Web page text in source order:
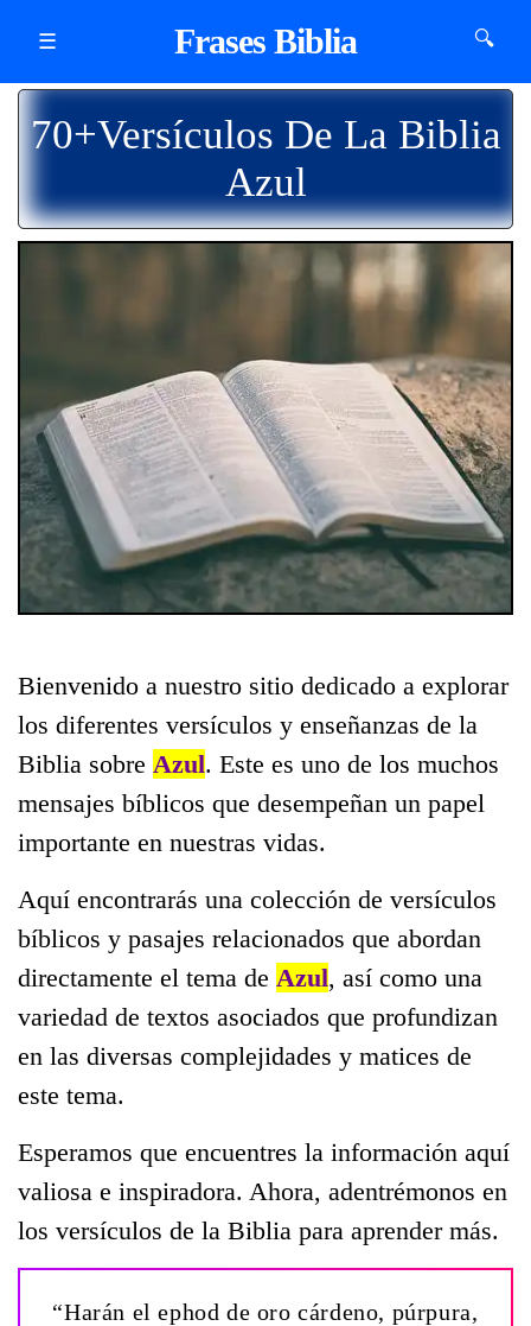
☰ Frases Biblia 🔍
70+Versículos De La Biblia
Azul
Bienvenido a nuestro sitio dedicado a explorar
los diferentes versículos y enseñanzas de la
Biblia sobre Azul. Este es uno de los muchos
mensajes bíblicos que desempeñan un papel
importante en nuestras vidas.
Aquí encontrarás una colección de versículos
bíblicos y pasajes relacionados que abordan
directamente el tema de Azul, así como una
variedad de textos asociados que profundizan
en las diversas complejidades y matices de
este tema.
Esperamos que encuentres la información aquí
valiosa e inspiradora. Ahora, adentrémonos en
los versículos de la Biblia para aprender más.
“Harán el ephod de oro cárdeno, púrpura,